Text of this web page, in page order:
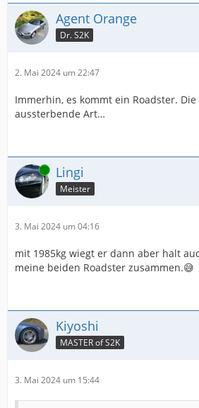
Agent Orange
Dr. S2K
2. Mai 2024 um 22:47
Immerhin, es kommt ein Roadster.
aussterbende Art…
Online Lingi
Meister
3. Mai 2024 um 04:16
mit 1985kg wiegt er dann aber halt
meine beiden Roadster zusammen.😅
Kiyoshi
MASTER of S2K
3. Mai 2024 um 15:44